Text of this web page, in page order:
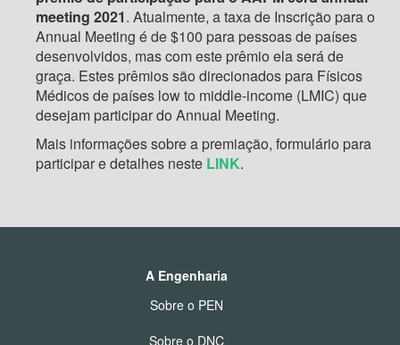
meeting 2021. Atualmente, a taxa de Inscrição para o
Annual Meeting é de $100 para pessoas de países
desenvolvidos, mas com este prêmio ela será de
graça. Estes prêmios são direcionados para Físicos
Médicos de países low to middle-income (LMIC) que
desejam participar do Annual Meeting.
Mais informações sobre a premiação, formulário para
participar e detalhes neste LINK.
A Engenharia
Sobre o PEN
Sobre o DNC